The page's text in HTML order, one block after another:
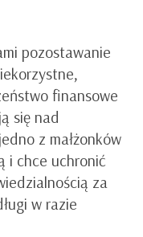
pozostawanie
finansowe
się nad
z małżonków
i chce uchronić
za
w razie